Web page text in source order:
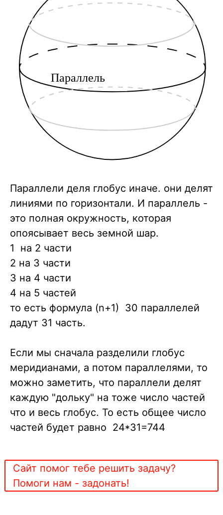
Параллели деля глобус иначе. они делят
линиями по горизонтали. И параллель -
это полная окружность, которая
опоясывает весь земной шар.
1 на 2 части
2 на 3 части
3 на 4 части
4 на 5 частей
то есть формула (n+1) 30 параллелей
дадут 31 часть.
Если мы сначала разделили глобус
меридианами, а потом параллелями, то
можно заметить, что параллели делят
каждую "дольку" на тоже число частей
что и весь глобус. То есть общее число
частей будет равно 24*31=744
Сайт помог тебе решить задачу?
Помоги нам - задонать!